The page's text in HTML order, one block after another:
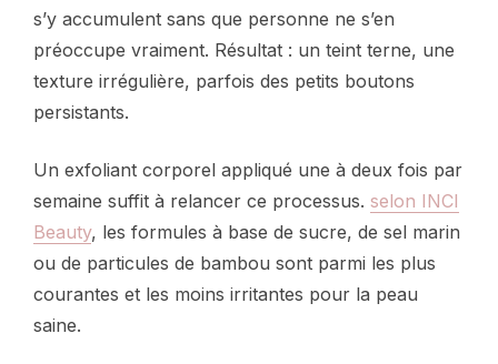
s’y accumulent sans que personne ne s’en
préoccupe vraiment. Résultat : un teint terne, une
texture irrégulière, parfois des petits boutons
persistants.
Un exfoliant corporel appliqué une à deux fois par
semaine suffit à relancer ce processus. selon INCI
Beauty, les formules à base de sucre, de sel marin
ou de particules de bambou sont parmi les plus
courantes et les moins irritantes pour la peau
saine.